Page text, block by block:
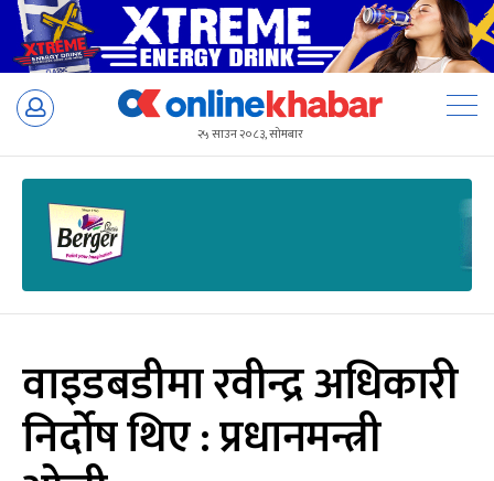
Skip
२५ साउन २०८३, सोमबार
वाइडबडीमा रवीन्द्र अधिकारी
निर्दोष थिए : प्रधानमन्त्री